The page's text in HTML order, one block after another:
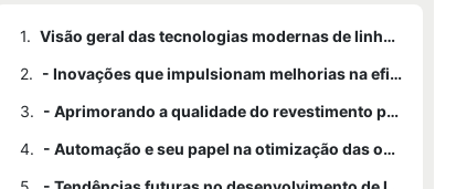
1.
Visão geral das tecnologias modernas de linhas de revestimento de bobinas
2.
- Inovações que impulsionam melhorias na eficiência
3.
- Aprimorando a qualidade do revestimento por meio de processos avançados
4.
- Automação e seu papel na otimização das operações